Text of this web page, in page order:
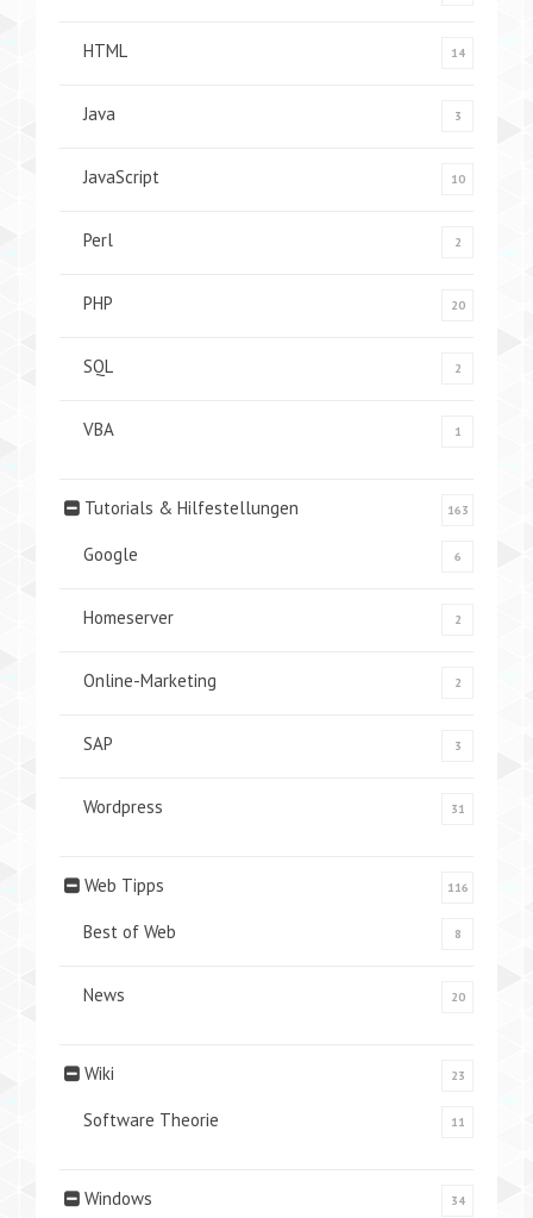
HTML 14
Java 3
JavaScript 10
Perl 2
PHP 20
SQL 2
VBA 1
Tutorials & Hilfestellungen 163
Google 6
Homeserver 2
Online-Marketing 2
SAP 3
Wordpress 31
Web Tipps 116
Best of Web 8
News 20
Wiki 23
Software Theorie 11
Windows 34